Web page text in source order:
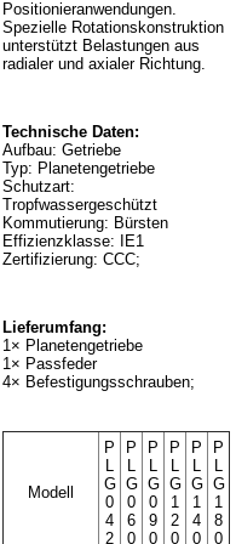
Positionieranwendungen.
Spezielle Rotationskonstruktion
unterstützt Belastungen aus
radialer und axialer Richtung.
Technische Daten:
Aufbau: Getriebe
Typ: Planetengetriebe
Schutzart:
Tropfwassergeschützt
Kommutierung: Bürsten
Effizienzklasse: IE1
Zertifizierung: CCC;
Lieferumfang:
1× Planetengetriebe
1× Passfeder
4× Befestigungsschrauben;
Modell
P
L
G
0
4
2
P
L
G
0
6
0
P
L
G
0
9
0
P
L
G
1
2
0
P
L
G
1
4
0
P
L
G
1
8
0